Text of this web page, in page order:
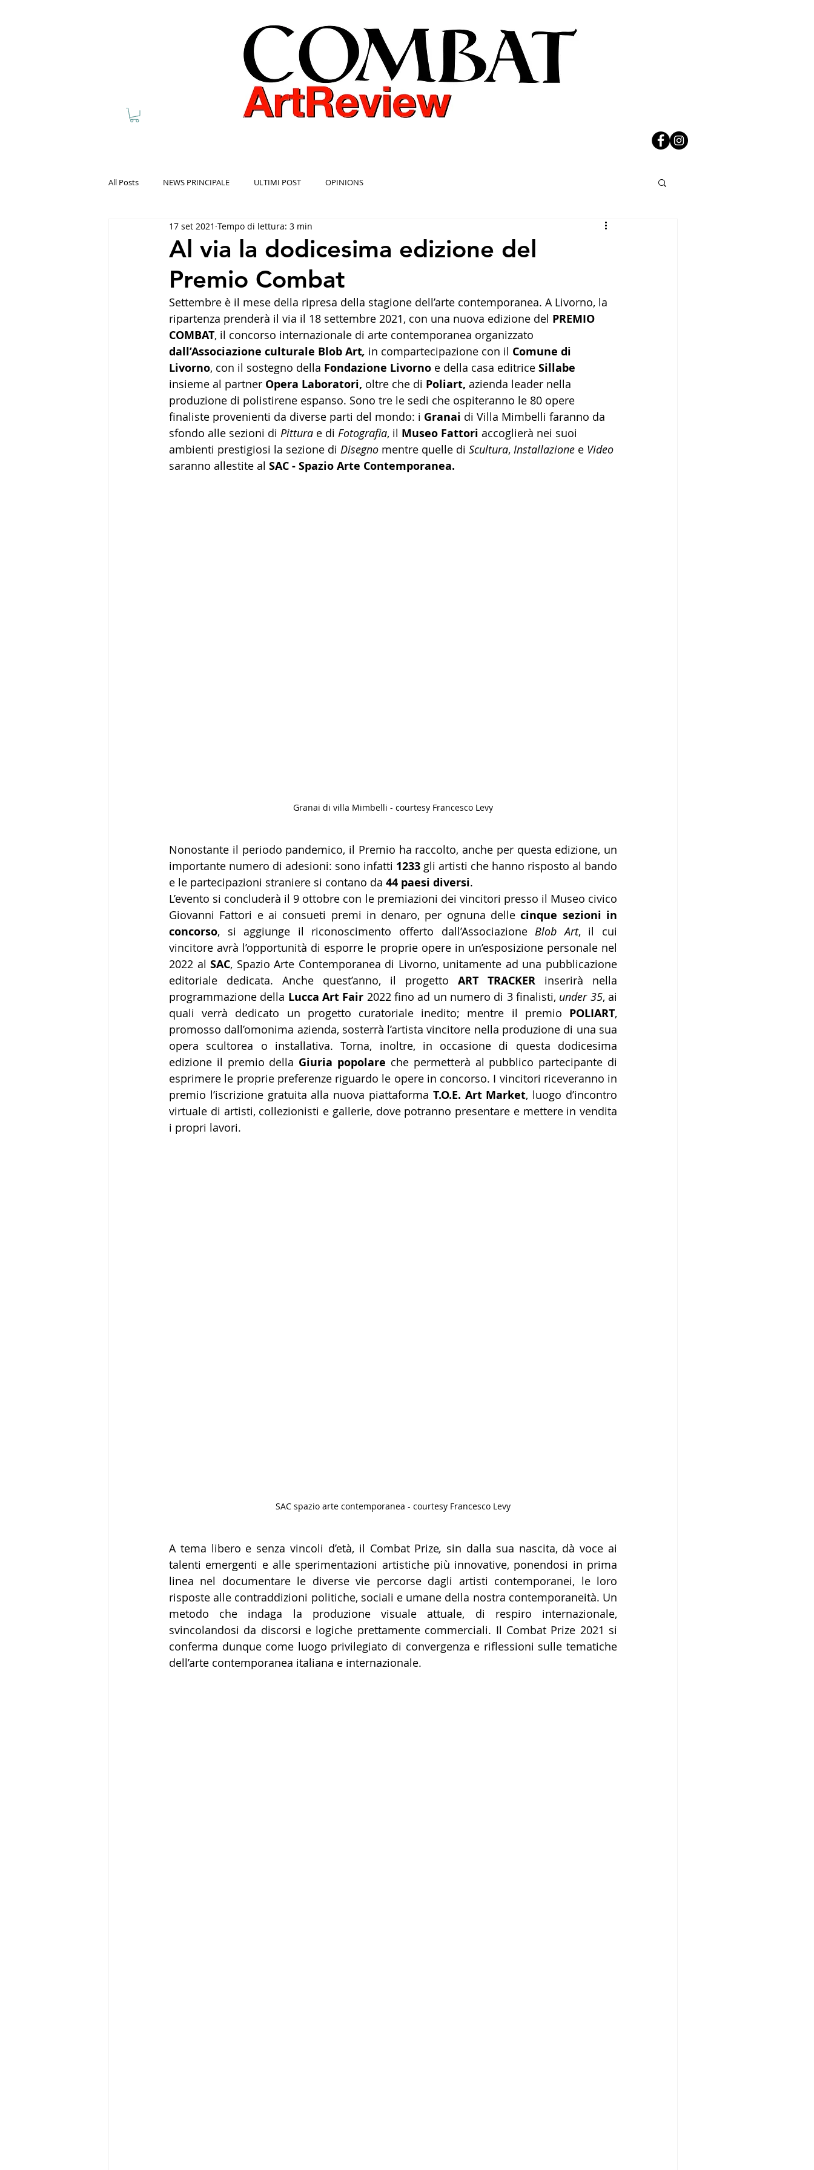
All Posts NEWS PRINCIPALE ULTIMI POST OPINIONS
Al via la dodicesima edizione del
Premio Combat
17 set 2021 Tempo di lettura: 3 min
Settembre è il mese della ripresa della stagione dell’arte contemporanea. A Livorno, la
ripartenza prenderà il via il 18 settembre 2021, con una nuova edizione del PREMIO
COMBAT, il concorso internazionale di arte contemporanea organizzato
dall’Associazione culturale Blob Art, in compartecipazione con il Comune di
Livorno, con il sostegno della Fondazione Livorno e della casa editrice Sillabe
insieme al partner Opera Laboratori, oltre che di Poliart, azienda leader nella
produzione di polistirene espanso. Sono tre le sedi che ospiteranno le 80 opere
finaliste provenienti da diverse parti del mondo: i Granai di Villa Mimbelli faranno da
sfondo alle sezioni di Pittura e di Fotografia, il Museo Fattori accoglierà nei suoi
ambienti prestigiosi la sezione di Disegno mentre quelle di Scultura, Installazione e Video
saranno allestite al SAC - Spazio Arte Contemporanea.
Granai di villa Mimbelli - courtesy Francesco Levy
Nonostante il periodo pandemico, il Premio ha raccolto, anche per questa edizione, un
importante numero di adesioni: sono infatti 1233 gli artisti che hanno risposto al bando
e le partecipazioni straniere si contano da 44 paesi diversi.
L’evento si concluderà il 9 ottobre con le premiazioni dei vincitori presso il Museo civico
Giovanni Fattori e ai consueti premi in denaro, per ognuna delle cinque sezioni in
concorso, si aggiunge il riconoscimento offerto dall’Associazione Blob Art, il cui
vincitore avrà l’opportunità di esporre le proprie opere in un’esposizione personale nel
2022 al SAC, Spazio Arte Contemporanea di Livorno, unitamente ad una pubblicazione
editoriale dedicata. Anche quest’anno, il progetto ART TRACKER inserirà nella
programmazione della Lucca Art Fair 2022 fino ad un numero di 3 finalisti, under 35, ai
quali verrà dedicato un progetto curatoriale inedito; mentre il premio POLIART,
promosso dall’omonima azienda, sosterrà l’artista vincitore nella produzione di una sua
opera scultorea o installativa. Torna, inoltre, in occasione di questa dodicesima
edizione il premio della Giuria popolare che permetterà al pubblico partecipante di
esprimere le proprie preferenze riguardo le opere in concorso. I vincitori riceveranno in
premio l’iscrizione gratuita alla nuova piattaforma T.O.E. Art Market, luogo d’incontro
virtuale di artisti, collezionisti e gallerie, dove potranno presentare e mettere in vendita
i propri lavori.
SAC spazio arte contemporanea - courtesy Francesco Levy
A tema libero e senza vincoli d’età, il Combat Prize, sin dalla sua nascita, dà voce ai
talenti emergenti e alle sperimentazioni artistiche più innovative, ponendosi in prima
linea nel documentare le diverse vie percorse dagli artisti contemporanei, le loro
risposte alle contraddizioni politiche, sociali e umane della nostra contemporaneità. Un
metodo che indaga la produzione visuale attuale, di respiro internazionale,
svincolandosi da discorsi e logiche prettamente commerciali. Il Combat Prize 2021 si
conferma dunque come luogo privilegiato di convergenza e riflessioni sulle tematiche
dell’arte contemporanea italiana e internazionale.